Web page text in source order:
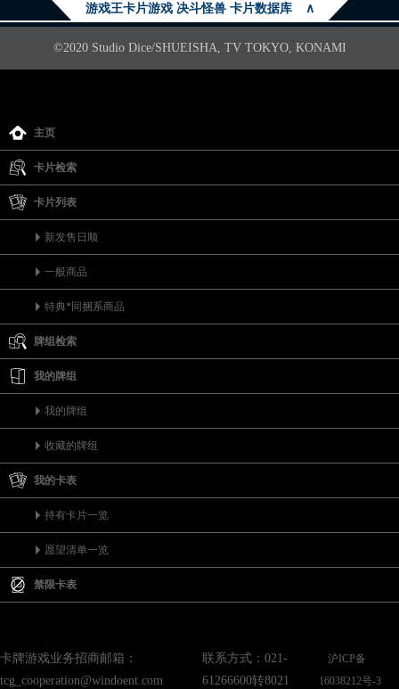
游戏王卡片游戏 决斗怪兽 卡片数据库 ∧
©2020 Studio Dice/SHUEISHA, TV TOKYO, KONAMI
主页
卡片检索
卡片列表
新发售日顺
一般商品
特典*同捆系商品
牌组检索
我的牌组
我的牌组
收藏的牌组
我的卡表
持有卡片一览
愿望清单一览
禁限卡表
卡牌游戏业务招商邮箱：
tcg_cooperation@windoent.com
联系方式：021-
61266600转8021
沪ICP备
16038212号-3